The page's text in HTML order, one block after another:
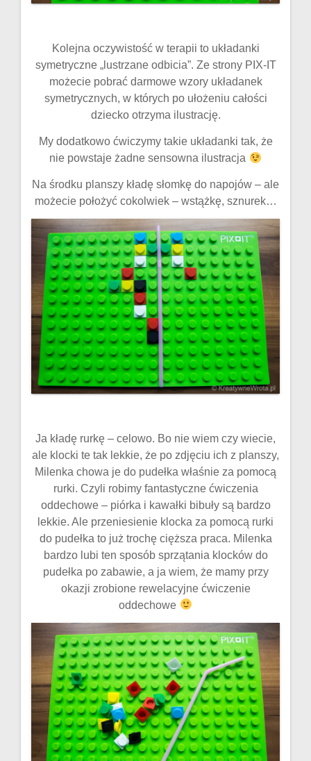
Kolejna oczywistość w terapii to układanki
symetryczne „lustrzane odbicia”. Ze strony PIX-IT
możecie pobrać darmowe wzory układanek
symetrycznych, w których po ułożeniu całości
dziecko otrzyma ilustrację.
My dodatkowo ćwiczymy takie układanki tak, że
nie powstaje żadne sensowna ilustracja
Na środku planszy kładę słomkę do napojów – ale
możecie położyć cokolwiek – wstążkę, sznurek…
Ja kładę rurkę – celowo. Bo nie wiem czy wiecie,
ale klocki te tak lekkie, że po zdjęciu ich z planszy,
Milenka chowa je do pudełka właśnie za pomocą
rurki. Czyli robimy fantastyczne ćwiczenia
oddechowe – piórka i kawałki bibuły są bardzo
lekkie. Ale przeniesienie klocka za pomocą rurki
do pudełka to już trochę cięższa praca. Milenka
bardzo lubi ten sposób sprzątania klocków do
pudełka po zabawie, a ja wiem, że mamy przy
okazji zrobione rewelacyjne ćwiczenie
oddechowe